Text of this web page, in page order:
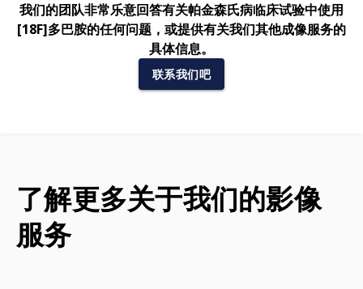
我们的团队非常乐意回答有关帕金森氏病临床试验中使用
[18F]多巴胺的任何问题，或提供有关我们其他成像服务的
具体信息。
联系我们吧
了解更多关于我们的影像
服务